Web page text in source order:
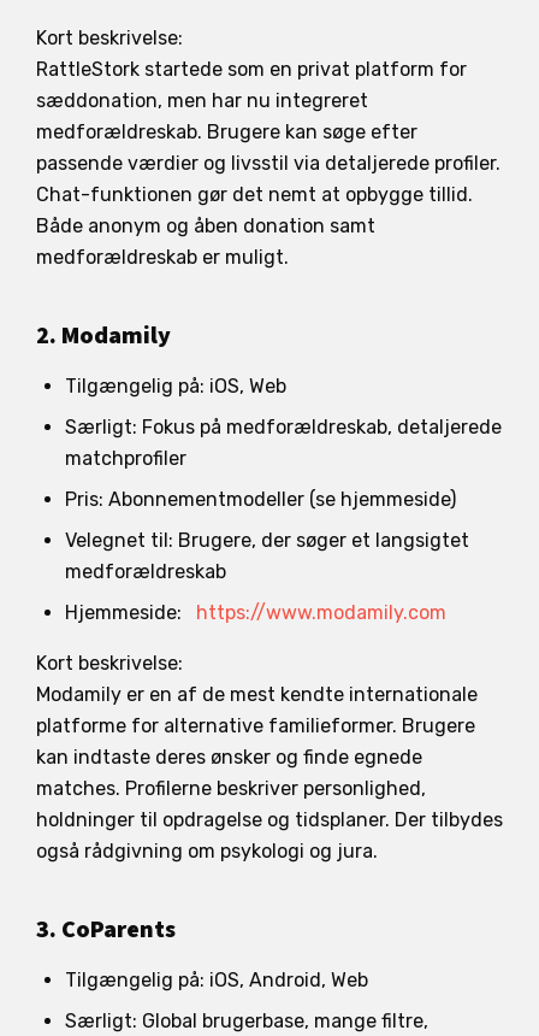
Kort beskrivelse:
RattleStork startede som en privat platform for
sæddonation, men har nu integreret
medforældreskab. Brugere kan søge efter
passende værdier og livsstil via detaljerede profiler.
Chat-funktionen gør det nemt at opbygge tillid.
Både anonym og åben donation samt
medforældreskab er muligt.
2. Modamily
Tilgængelig på: iOS, Web
Særligt: Fokus på medforældreskab, detaljerede
matchprofiler
Pris: Abonnementmodeller (se hjemmeside)
Velegnet til: Brugere, der søger et langsigtet
medforældreskab
Hjemmeside: https://www.modamily.com
Kort beskrivelse:
Modamily er en af de mest kendte internationale
platforme for alternative familieformer. Brugere
kan indtaste deres ønsker og finde egnede
matches. Profilerne beskriver personlighed,
holdninger til opdragelse og tidsplaner. Der tilbydes
også rådgivning om psykologi og jura.
3. CoParents
Tilgængelig på: iOS, Android, Web
Særligt: Global brugerbase, mange filtre,